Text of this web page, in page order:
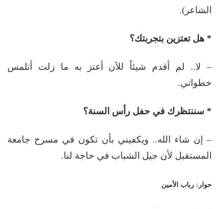
الشاعر).
* هل تعتزين بتجربتك؟
– لا.. لم أقدم شيئاً للآن أعتز به ما زلت أتلمس
خطواتي.
* سننتظرك في حفل رأس السنة؟
– إن شاء الله.. ويكفيني بأن تكون في مسرح جامعة
المستقبل لأن جيل الشباب في حاجة لنا.
حوار: رباب الأمين